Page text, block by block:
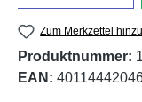
Zum Merkzettel
Produktnummer:
EAN: